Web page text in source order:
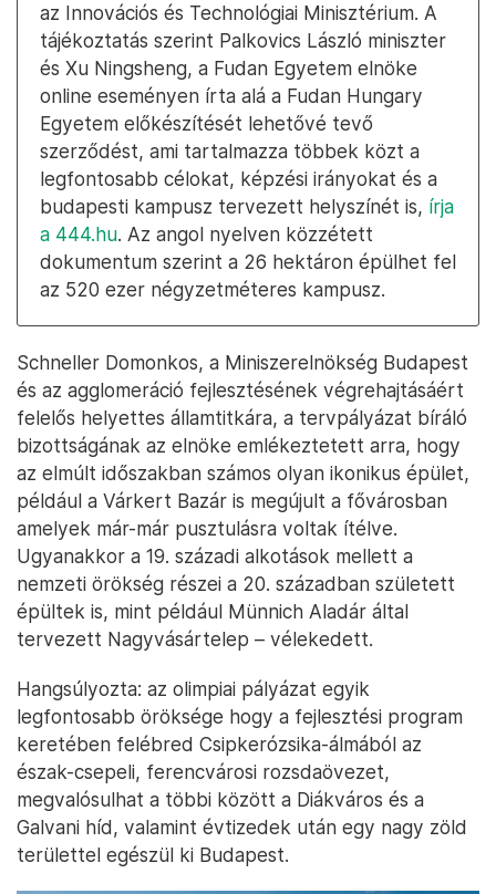
az Innovációs és Technológiai Minisztérium. A
tájékoztatás szerint Palkovics László miniszter
és Xu Ningsheng, a Fudan Egyetem elnöke
online eseményen írta alá a Fudan Hungary
Egyetem előkészítését lehetővé tevő
szerződést, ami tartalmazza többek közt a
legfontosabb célokat, képzési irányokat és a
budapesti kampusz tervezett helyszínét is, írja
a 444.hu. Az angol nyelven közzétett
dokumentum szerint a 26 hektáron épülhet fel
az 520 ezer négyzetméteres kampusz.
Schneller Domonkos, a Miniszerelnökség Budapest
és az agglomeráció fejlesztésének végrehajtásáért
felelős helyettes államtitkára, a tervpályázat bíráló
bizottságának az elnöke emlékeztetett arra, hogy
az elmúlt időszakban számos olyan ikonikus épület,
például a Várkert Bazár is megújult a fővárosban
amelyek már-már pusztulásra voltak ítélve.
Ugyanakkor a 19. századi alkotások mellett a
nemzeti örökség részei a 20. században született
épültek is, mint például Münnich Aladár által
tervezett Nagyvásártelep – vélekedett.
Hangsúlyozta: az olimpiai pályázat egyik
legfontosabb öröksége hogy a fejlesztési program
keretében felébred Csipkerózsika-álmából az
észak-csepeli, ferencvárosi rozsdaövezet,
megvalósulhat a többi között a Diákváros és a
Galvani híd, valamint évtizedek után egy nagy zöld
területtel egészül ki Budapest.